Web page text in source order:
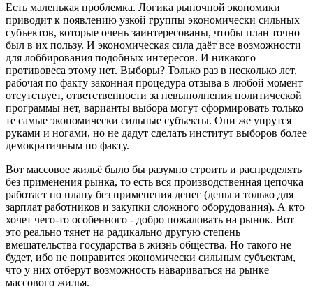
Есть маленькая проблемка. Логика рыночной экономики
приводит к появлению узкой группы экономически сильных
субъектов, которые очень заинтересованы, чтобы план точно
был в их пользу. И экономическая сила даёт все возможности
для лоббирования подобных интересов. И никакого
противовеса этому нет. Выборы? Только раз в несколько лет,
рабочая по факту законная процедура отзыва в любой момент
отсутствует, ответственности за невыполнения политической
программы нет, варианты выбора могут сформировать только
те самые экономически сильные субъекты. Они же упрутся
руками и ногами, но не дадут сделать институт выборов более
демократичным по факту.
Вот массовое жильё было бы разумно строить и распределять
без применения рынка, то есть вся производственная цепочка
работает по плану без применения денег (деньги только для
зарплат работников и закупки сложного оборудования). А кто
хочет чего-то особенного - добро пожаловать на рынок. Вот
это реально тянет на радикально другую степень
вмешательства государства в жизнь общества. Но такого не
будет, ибо не понравится экономически сильным субъектам,
что у них отберут возможность навариваться на рынке
массового жилья.